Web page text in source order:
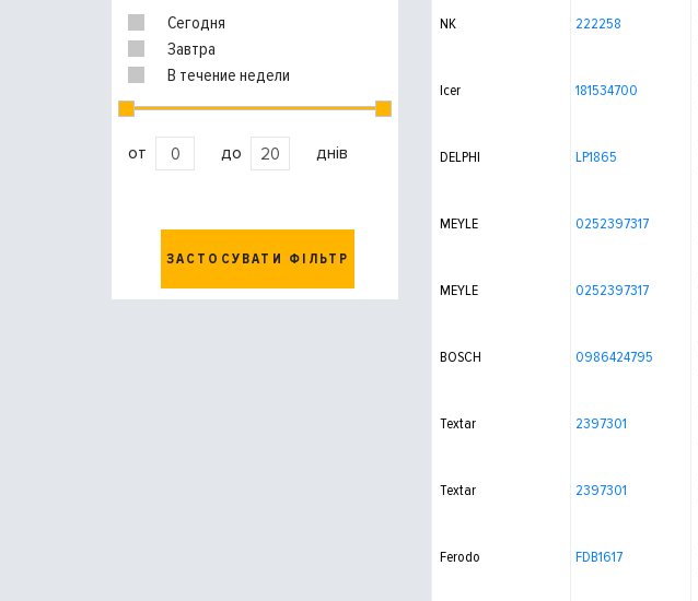
ATE
Сегодня
Завтра
В течение недели
от до днів
ЗАСТОСУВАТИ ФІЛЬТР
NK 222258
Icer 181534700
DELPHI LP1865
MEYLE 0252397317
MEYLE 0252397317
BOSCH 0986424795
Textar 2397301
Textar 2397301
Ferodo FDB1617